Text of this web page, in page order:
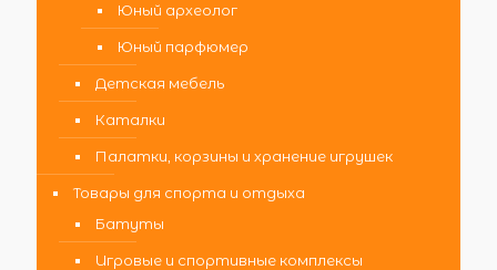
Юный археолог
Юный парфюмер
Детская мебель
Каталки
Палатки, корзины и хранение игрушек
Товары для спорта и отдыха
Батуты
Игровые и спортивные комплексы